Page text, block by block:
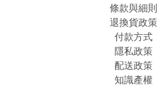
條款與細則
退換貨政策
付款方式
隱私政策
配送政策
知識產權